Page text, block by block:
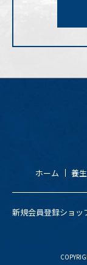
ホーム 養
新規会員登録ショッ